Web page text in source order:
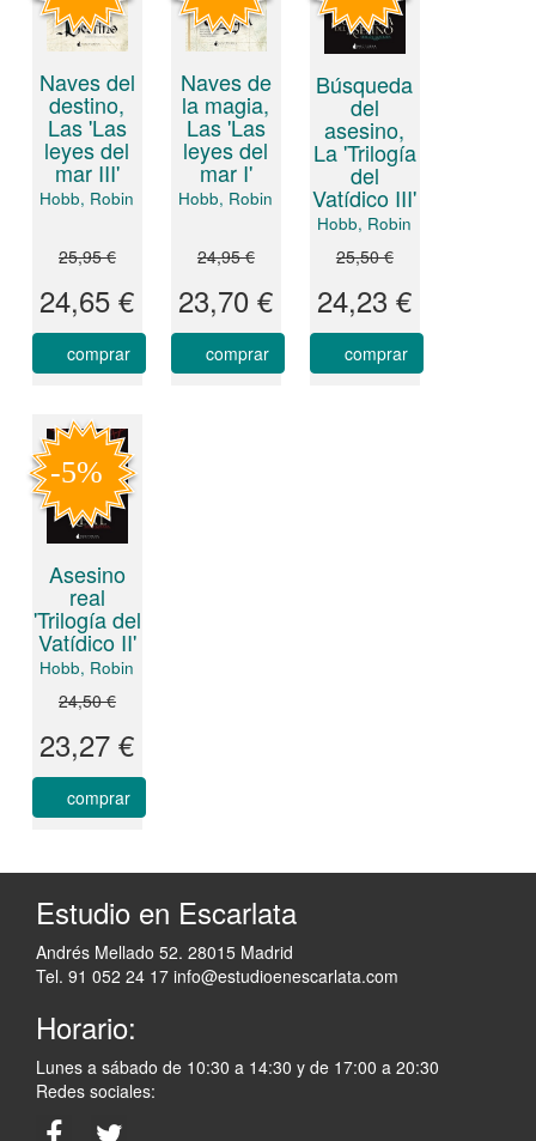
Naves del
destino,
Las 'Las
leyes del
mar III'
Hobb, Robin
25,95 €
24,65 €
comprar
Naves de
la magia,
Las 'Las
leyes del
mar I'
Hobb, Robin
24,95 €
23,70 €
comprar
Búsqueda
del
asesino,
La 'Trilogía
del
Vatídico III'
Hobb, Robin
25,50 €
24,23 €
comprar
Asesino
real
'Trilogía del
Vatídico II'
Hobb, Robin
24,50 €
23,27 €
comprar
Estudio en Escarlata
Andrés Mellado 52. 28015 Madrid
Tel. 91 052 24 17 info@estudioenescarlata.com
Horario:
Lunes a sábado de 10:30 a 14:30 y de 17:00 a 20:30
Redes sociales: